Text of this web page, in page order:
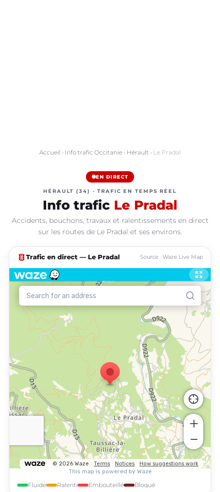
Accueil › Info trafic Occitanie › Hérault › Le Pradal
EN DIRECT
HÉRAULT (34) · TRAFIC EN TEMPS RÉEL
Info trafic Le Pradal
Accidents, bouchons, travaux et ralentissements en direct
sur les routes de Le Pradal et ses environs.
traffic Trafic en direct — Le Pradal Source : Waze Live Map
Fluide Ralenti Embouteillé Bloqué